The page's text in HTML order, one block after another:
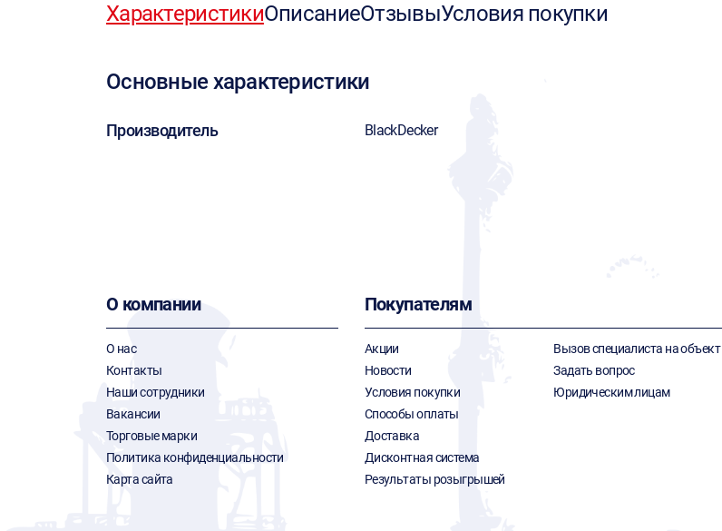
ХарактеристикиОписаниеОтзывыУсловия покупки
Основные характеристики
Производитель BlackDecker
О компании
О нас
Контакты
Наши сотрудники
Вакансии
Торговые марки
Политика конфиденциальности
Карта сайта
Покупателям
Акции
Новости
Условия покупки
Способы оплаты
Доставка
Дисконтная система
Результаты розыгрышей
Вызов специалиста на объект
Задать вопрос
Юридическим лицам